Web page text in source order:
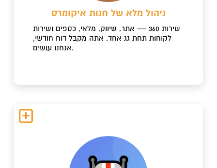
ניהול מלא של חנות איקומרס
שירות 360 — אתר, שיווק, מלאי, כספים ושירות
לקוחות תחת גג אחד. אתה מקבל דוח חודשי,
אנחנו עושים.